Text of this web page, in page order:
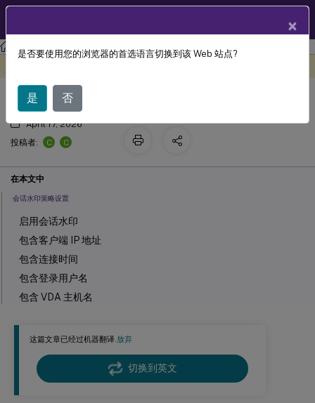
Linux 虚拟投递代理 Linux 虚拟投递代理 2407
这篇文章已经过机器翻译.放弃
切换到英文
会话水印
April 17, 2026
投稿者:
C C
在本文中
会话水印策略设置
启用会话水印
包含客户端 IP 地址
包含连接时间
包含登录用户名
包含 VDA 主机名
会话水印样式
水印透明度
水印自定义文本
限制
×
是否要使用您的浏览器的首选语言切换到该 Web 站点?
是 否